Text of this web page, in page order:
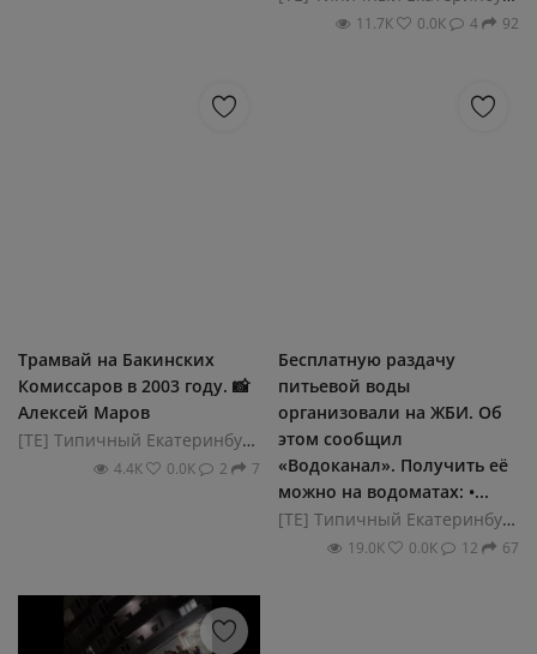
11.7К 0.0К 4 92
Трамвай на Бакинских
Комиссаров в 2003 году. 📸
Алексей Маров
[ТЕ] Типичный Екатеринбург
4.4К 0.0К 2 7
Бесплатную раздачу
питьевой воды
организовали на ЖБИ. Об
этом сообщил
«Водоканал». Получить её
можно на водоматах: •...
[ТЕ] Типичный Екатеринбург
19.0К 0.0К 12 67